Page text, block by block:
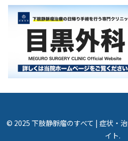
© 2025 下肢静脈瘤のすべて | 症状・
イト.